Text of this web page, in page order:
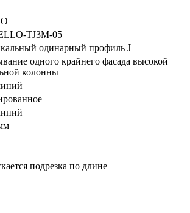
TJ3M-05
одинарный профиль J
одного крайнего фасада высокой
колонны
подрезка по длине